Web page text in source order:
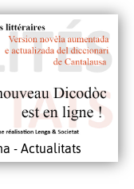
- Actualitats